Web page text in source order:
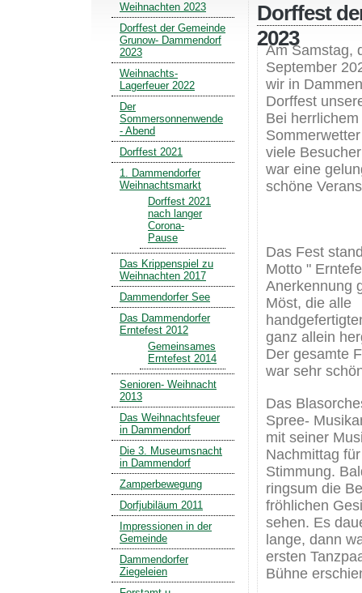
Dorffest
2023
Am Samstag,
September
wir in
Dorffest
Bei herrlichem
viele
war eine
schöne
Das Fest
Motto "
Anerkennung
Möst, die alle
ganz allein
Der gesamte
war sehr
Das
Spree-
mit seiner
Nachmittag
Stimmung.
ringsum die
fröhlichen
sehen. Es
lange, dann
ersten
Bühne
Weihnachten 2023
Dorffest der Gemeinde
Grunow- Dammendorf
2023
Weihnachts-
Lagerfeuer 2022
Der
Sommersonnenwende
- Abend
Dorffest 2021
1. Dammendorfer
Weihnachtsmarkt
Dorffest 2021
nach langer
Corona-
Pause
Das Krippenspiel zu
Weihnachten 2017
Dammendorfer See
Das Dammendorfer
Erntefest 2012
Gemeinsames
Erntefest 2014
Senioren- Weihnacht
2013
Das Weihnachtsfeuer
in Dammendorf
Die 3. Museumsnacht
in Dammendorf
Zamperbewegung
Dorfjubiläum 2011
Impressionen in der
Gemeinde
Dammendorfer
Ziegeleien